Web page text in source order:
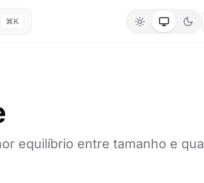
⌘K
equilíbrio entre tamanho e